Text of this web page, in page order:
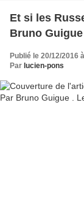
Et si les
Bruno
Publié le 20/12/2016
Par lucien-pons